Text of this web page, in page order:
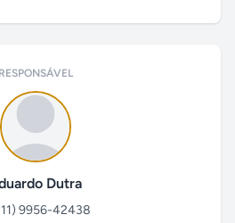
RESPONSÁVEL
Dutra
9956-42438